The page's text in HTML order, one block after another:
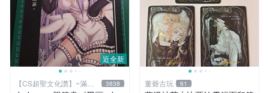
近全新
【CS超聖文化讚】~滿千
元送運
3838 董爺古玩 61